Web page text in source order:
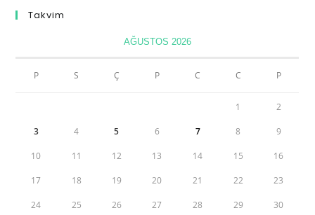
Takvim
AĞUSTOS 2026
P S Ç P C C P
1 2
3 4 5 6 7 8 9
10 11 12 13 14 15 16
17 18 19 20 21 22 23
24 25 26 27 28 29 30